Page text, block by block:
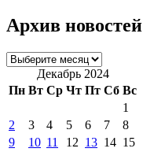
Архив новостей
Архив
новостейДекабрь 2024
Пн Вт Ср Чт Пт Сб Вс
1
2
3 4 5 6 7
8
9
10 11 12 13 14 15